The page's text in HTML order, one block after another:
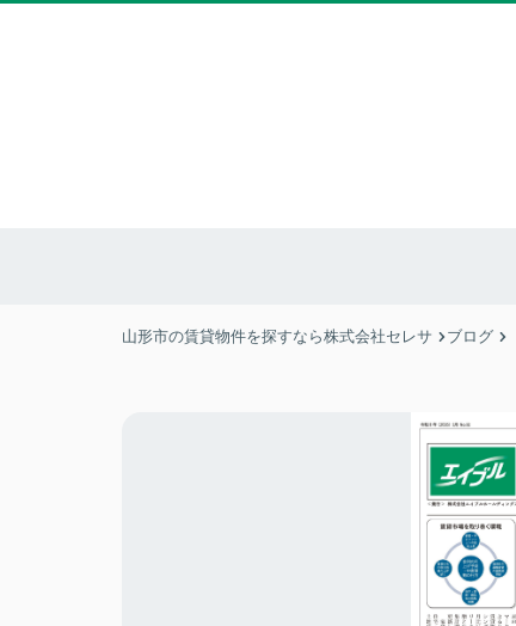
山形市の賃貸物件を探すなら株式会社セレサ ブログ